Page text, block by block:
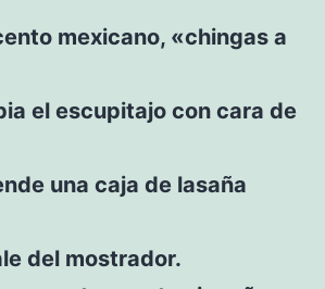
mexicano, «chingas a
el escupitajo con cara de
una caja de lasaña
del mostrador.